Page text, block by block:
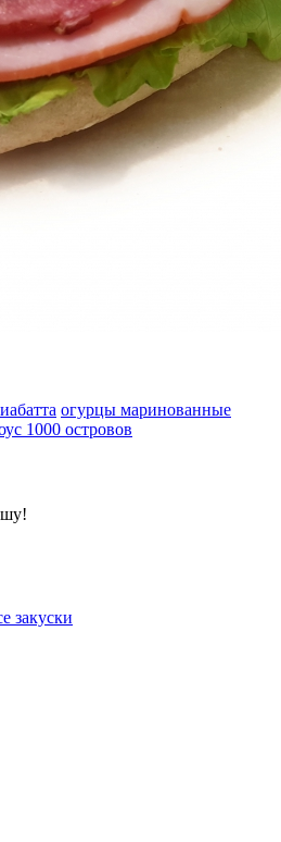
огурцы маринованные
1000 островов
закуски